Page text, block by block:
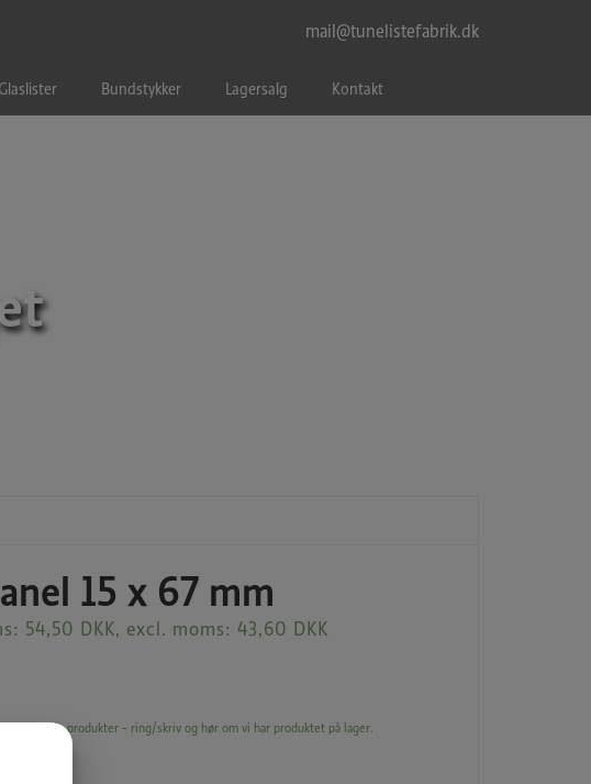
mail@tunelistefabrik.dk
Glaslister Bundstykker Lagersalg Kontakt
15 x 67 mm
54,50 DKK, excl. moms: 43,60 DKK
i alle produkter - ring/skriv og hør om vi har produktet på lager.